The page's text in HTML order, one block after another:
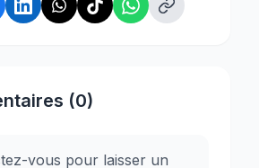
(0)
vous pour laisser un